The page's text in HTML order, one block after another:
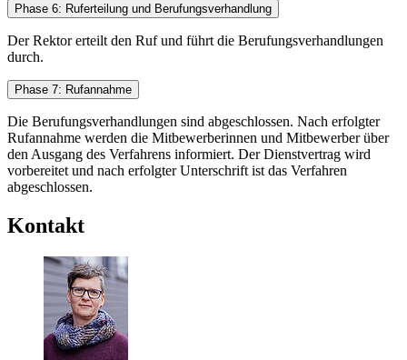
Phase 6: Ruferteilung und Berufungsverhandlung
Der Rektor erteilt den Ruf und führt die Berufungsverhandlungen
durch.
Phase 7: Rufannahme
Die Berufungsverhandlungen sind abgeschlossen. Nach erfolgter
Rufannahme werden die Mitbewerberinnen und Mitbewerber über
den Ausgang des Verfahrens informiert. Der Dienstvertrag wird
vorbereitet und nach erfolgter Unterschrift ist das Verfahren
abgeschlossen.
Kontakt